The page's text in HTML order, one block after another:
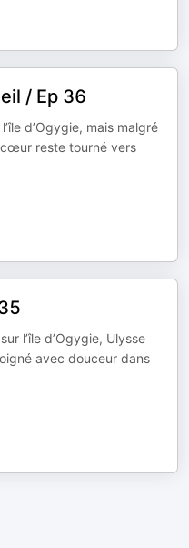
/ Ep 36
d’Ogygie, mais malgré
cœur reste tourné vers
l’île d’Ogygie, Ulysse
avec douceur dans